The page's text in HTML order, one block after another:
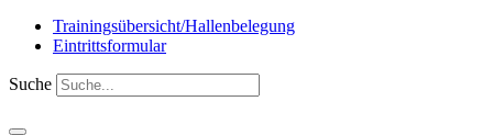
Trainingsübersicht/Hallenbelegung
Eintrittsformular
Suche